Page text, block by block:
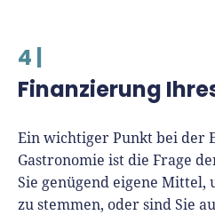
4 |
Finanzierung
Ein wichtiger Punkt bei der
Gastronomie ist die Frage
Sie genügend eigene Mittel,
zu stemmen, oder sind Sie